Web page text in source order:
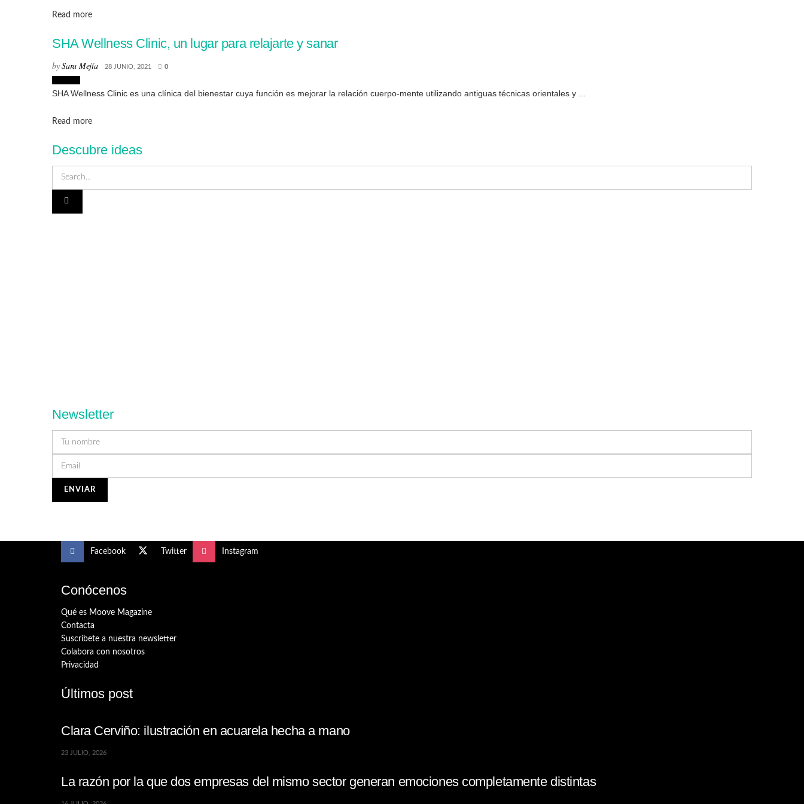
Read moreDetails
SHA Wellness Clinic, un lugar para relajarte y sanar
bySara Mejía 28 JUNIO, 2021 0
SHA Wellness Clinic es una clínica del bienestar cuya función es mejorar la relación cuerpo-mente utilizando antiguas técnicas orientales y ...
Read moreDetails
Descubre ideas
Newsletter
Facebook Twitter Instagram
Conócenos
Qué es Moove Magazine
Contacta
Suscríbete a nuestra newsletter
Colabora con nosotros
Privacidad
Últimos post
Clara Cerviño: ilustración en acuarela hecha a mano
23 JULIO, 2026
La razón por la que dos empresas del mismo sector generan emociones completamente distintas